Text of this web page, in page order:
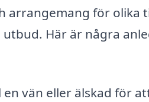
arrangemang för olika
Här är några
vän eller älskad för